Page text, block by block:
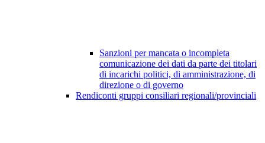
Sanzioni per mancata o incompleta
comunicazione dei dati da parte dei titolari
di incarichi politici, di amministrazione, di
direzione o di governo
Rendiconti gruppi consiliari regionali/provinciali